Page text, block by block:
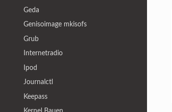
Geda
Genisoimage mkisofs
Grub
Internetradio
Ipod
Journalctl
Keepass